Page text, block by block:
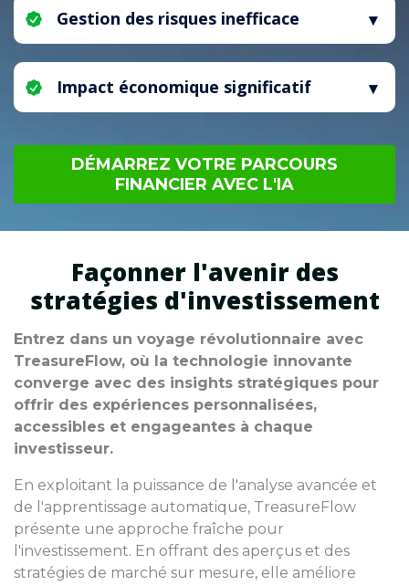
est essentielle pour atténuer ce risque.
de bénéfices à court terme peut
compromettre la durabilité d'un portefeuille
future.
Gestion des risques inefficace
financiers peut conduire à des activités plus
risquées sans stratégies appropriées,
Impact économique significatif
stratégies d'investissement peut entraîner des
pertes financières substantielles et des défis
économiques prolongés.
DÉMARREZ VOTRE PARCOURS
FINANCIER AVEC L'IA
Façonner l'avenir des
stratégies d'investissement
Entrez dans un voyage révolutionnaire avec
TreasureFlow, où la technologie innovante
converge avec des insights stratégiques pour
offrir des expériences personnalisées,
accessibles et engageantes à chaque
investisseur.
En exploitant la puissance de l'analyse avancée et
de l'apprentissage automatique, TreasureFlow
présente une approche fraîche pour
l'investissement. En offrant des aperçus et des
stratégies de marché sur mesure, elle améliore